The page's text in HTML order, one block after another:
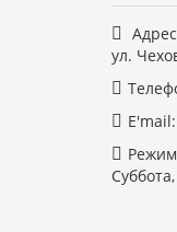
ул.
E'mail: